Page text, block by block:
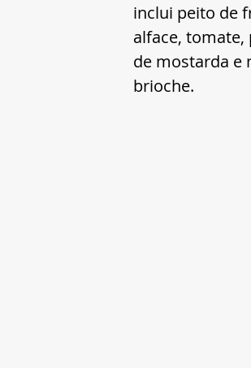
inclui peito de
alface,
de mostarda e
brioche.